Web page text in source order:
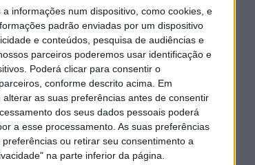
informações num dispositivo, como cookies, e
padrão enviadas por um dispositivo
e conteúdos, pesquisa de audiências e
parceiros poderemos usar identificação e
Poderá clicar para consentir o
conforme descrito acima. Em
as suas preferências antes de consentir
dos seus dados pessoais poderá
a esse processamento. As suas preferências
ou retirar seu consentimento a
na parte inferior da página.